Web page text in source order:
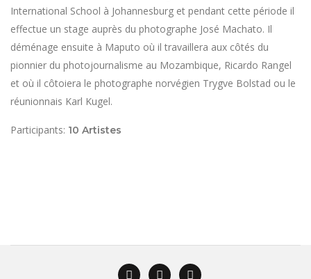
International School à Johannesburg et pendant cette période il
effectue un stage auprès du photographe José Machato. Il
déménage ensuite à Maputo où il travaillera aux côtés du
pionnier du photojournalisme au Mozambique, Ricardo Rangel
et où il côtoiera le photographe norvégien Trygve Bolstad ou le
réunionnais Karl Kugel.
Participants: 10 Artistes